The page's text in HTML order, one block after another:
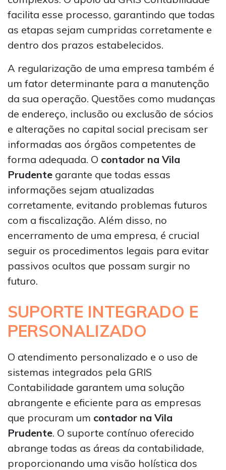
facilita esse processo, garantindo que todas
as etapas sejam cumpridas corretamente e
dentro dos prazos estabelecidos.
A regularização de uma empresa também é
um fator determinante para a manutenção
da sua operação. Questões como mudanças
de endereço, inclusão ou exclusão de sócios
e alterações no capital social precisam ser
informadas aos órgãos competentes de
forma adequada. O contador na Vila
Prudente garante que todas essas
informações sejam atualizadas
corretamente, evitando problemas futuros
com a fiscalização. Além disso, no
encerramento de uma empresa, é crucial
seguir os procedimentos legais para evitar
passivos ocultos que possam surgir no
futuro.
SUPORTE INTEGRADO E
PERSONALIZADO
O atendimento personalizado e o uso de
sistemas integrados pela GRIS
Contabilidade garantem uma solução
abrangente e eficiente para as empresas
que procuram um contador na Vila
Prudente. O suporte contínuo oferecido
abrange todas as áreas da contabilidade,
proporcionando uma visão holística dos